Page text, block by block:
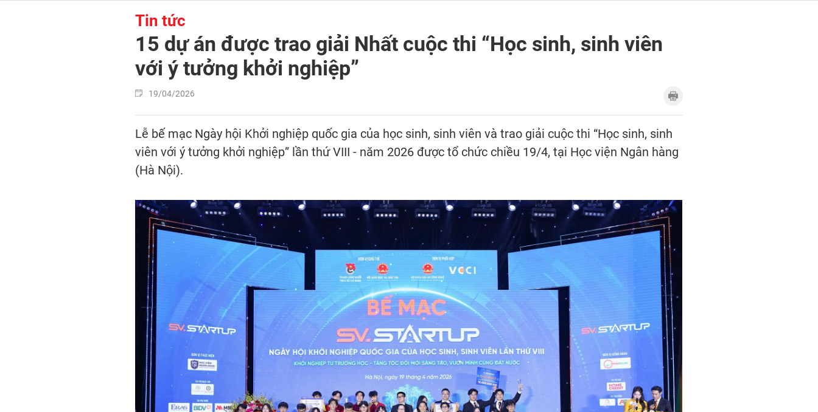
Tin tức
15 dự án được trao giải Nhất cuộc thi “Học sinh, sinh viên
với ý tưởng khởi nghiệp”
19/04/2026
Lễ bế mạc Ngày hội Khởi nghiệp quốc gia của học sinh, sinh viên và trao giải cuộc thi “Học sinh, sinh
viên với ý tưởng khởi nghiệp” lần thứ VIII - năm 2026 được tổ chức chiều 19/4, tại Học viện Ngân hàng
(Hà Nội).